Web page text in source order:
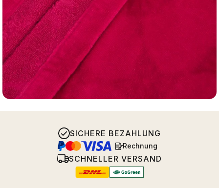
SICHERE BEZAHLUNG
Rechnung
SCHNELLER VERSAND